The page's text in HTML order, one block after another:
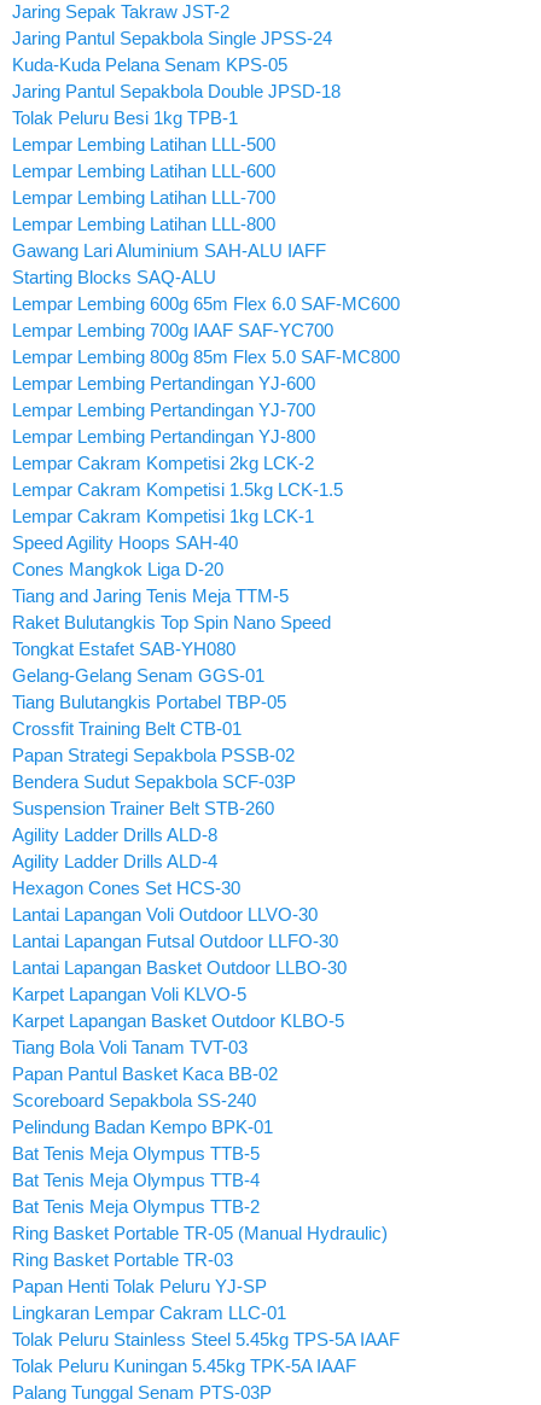
Jaring Sepak Takraw JST-2
Jaring Pantul Sepakbola Single JPSS-24
Kuda-Kuda Pelana Senam KPS-05
Jaring Pantul Sepakbola Double JPSD-18
Tolak Peluru Besi 1kg TPB-1
Lempar Lembing Latihan LLL-500
Lempar Lembing Latihan LLL-600
Lempar Lembing Latihan LLL-700
Lempar Lembing Latihan LLL-800
Gawang Lari Aluminium SAH-ALU IAFF
Starting Blocks SAQ-ALU
Lempar Lembing 600g 65m Flex 6.0 SAF-MC600
Lempar Lembing 700g IAAF SAF-YC700
Lempar Lembing 800g 85m Flex 5.0 SAF-MC800
Lempar Lembing Pertandingan YJ-600
Lempar Lembing Pertandingan YJ-700
Lempar Lembing Pertandingan YJ-800
Lempar Cakram Kompetisi 2kg LCK-2
Lempar Cakram Kompetisi 1.5kg LCK-1.5
Lempar Cakram Kompetisi 1kg LCK-1
Speed Agility Hoops SAH-40
Cones Mangkok Liga D-20
Tiang and Jaring Tenis Meja TTM-5
Raket Bulutangkis Top Spin Nano Speed
Tongkat Estafet SAB-YH080
Gelang-Gelang Senam GGS-01
Tiang Bulutangkis Portabel TBP-05
Crossfit Training Belt CTB-01
Papan Strategi Sepakbola PSSB-02
Bendera Sudut Sepakbola SCF-03P
Suspension Trainer Belt STB-260
Agility Ladder Drills ALD-8
Agility Ladder Drills ALD-4
Hexagon Cones Set HCS-30
Lantai Lapangan Voli Outdoor LLVO-30
Lantai Lapangan Futsal Outdoor LLFO-30
Lantai Lapangan Basket Outdoor LLBO-30
Karpet Lapangan Voli KLVO-5
Karpet Lapangan Basket Outdoor KLBO-5
Tiang Bola Voli Tanam TVT-03
Papan Pantul Basket Kaca BB-02
Scoreboard Sepakbola SS-240
Pelindung Badan Kempo BPK-01
Bat Tenis Meja Olympus TTB-5
Bat Tenis Meja Olympus TTB-4
Bat Tenis Meja Olympus TTB-2
Ring Basket Portable TR-05 (Manual Hydraulic)
Ring Basket Portable TR-03
Papan Henti Tolak Peluru YJ-SP
Lingkaran Lempar Cakram LLC-01
Tolak Peluru Stainless Steel 5.45kg TPS-5A IAAF
Tolak Peluru Kuningan 5.45kg TPK-5A IAAF
Palang Tunggal Senam PTS-03P